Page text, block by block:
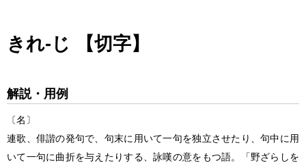
きれ‐じ 【切字】
解説・用例
〔名〕
連歌、俳諧の発句で、句末に用いて一句を独立させたり、句中に用
いて一句に曲折を与えたりする、詠嘆の意をもつ語。「野ざらしを